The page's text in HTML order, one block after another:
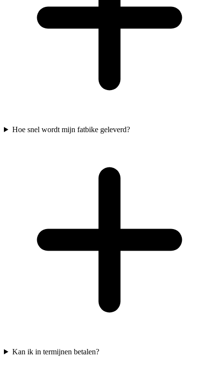
Hoe snel wordt mijn fatbike geleverd?
Kan ik in termijnen betalen?